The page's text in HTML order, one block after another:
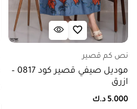
نص كم قصير
موديل صيفي قصير كود 0817 –
ازرق
5.000 د.ك